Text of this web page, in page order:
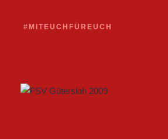
#MITEUCHFÜREUCH